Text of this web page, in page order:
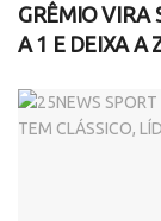
GRÊMIO VIRA
A 1 E DEIXA A